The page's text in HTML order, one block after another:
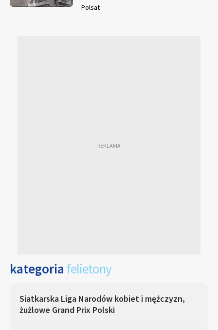
Polsat
kategoria felietony
Siatkarska Liga Narodów kobiet i mężczyzn,
żużlowe Grand Prix Polski